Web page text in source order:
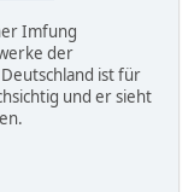
Imfung
der
ist für
und er sieht